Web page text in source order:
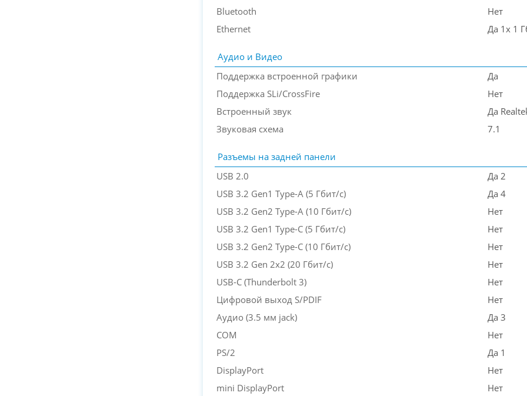
Bluetooth
Нет
Ethernet
Да 1x 1
Аудио и Видео
Поддержка встроенной графики
Да
Поддержка SLi/CrossFire
Нет
Встроенный звук
Да
Звуковая схема
7.1
Разъемы на задней панели
USB 2.0
Да 2
USB 3.2 Gen1 Type-A (5 Гбит/с)
Да 4
USB 3.2 Gen2 Type-A (10 Гбит/с)
Нет
USB 3.2 Gen1 Type-C (5 Гбит/с)
Нет
USB 3.2 Gen2 Type-C (10 Гбит/с)
Нет
USB 3.2 Gen 2x2 (20 Гбит/с)
Нет
USB-C (Thunderbolt 3)
Нет
Цифровой выход S/PDIF
Нет
Аудио (3.5 мм jack)
Да 3
COM
Нет
PS/2
Да 1
DisplayPort
Нет
mini DisplayPort
Нет